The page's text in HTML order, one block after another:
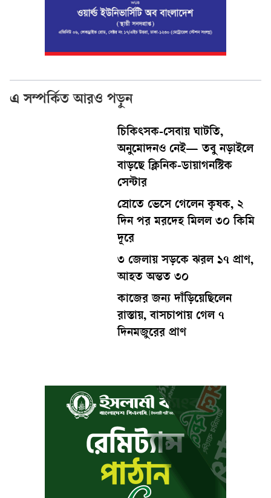
এ সম্পর্কিত আরও পড়ুন
চিকিৎসক-সেবায় ঘাটতি,
অনুমোদনও নেই— তবু নড়াইলে
বাড়ছে ক্লিনিক-ডায়াগনস্টিক
সেন্টার
স্রোতে ভেসে গেলেন কৃষক, ২
দিন পর মরদেহ মিলল ৩০ কিমি
দূরে
৩ জেলায় সড়কে ঝরল ১৭ প্রাণ,
আহত অন্তত ৩০
কাজের জন্য দাঁড়িয়েছিলেন
রাস্তায়, বাসচাপায় গেল ৭
দিনমজুরের প্রাণ